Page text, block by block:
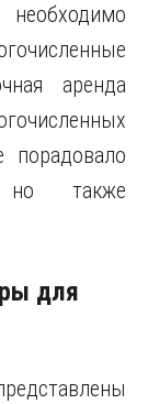
аренда
порадовало
но также
для